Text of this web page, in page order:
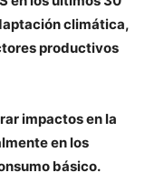
climática,
productivos
impactos en la
en los
básico.